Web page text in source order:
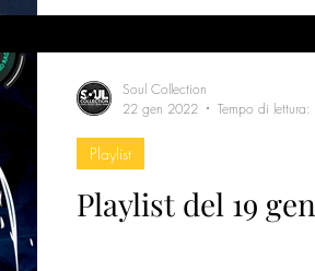
Playlist del 19
Playlist
Soul Collection
22 gen 2022
Tempo di